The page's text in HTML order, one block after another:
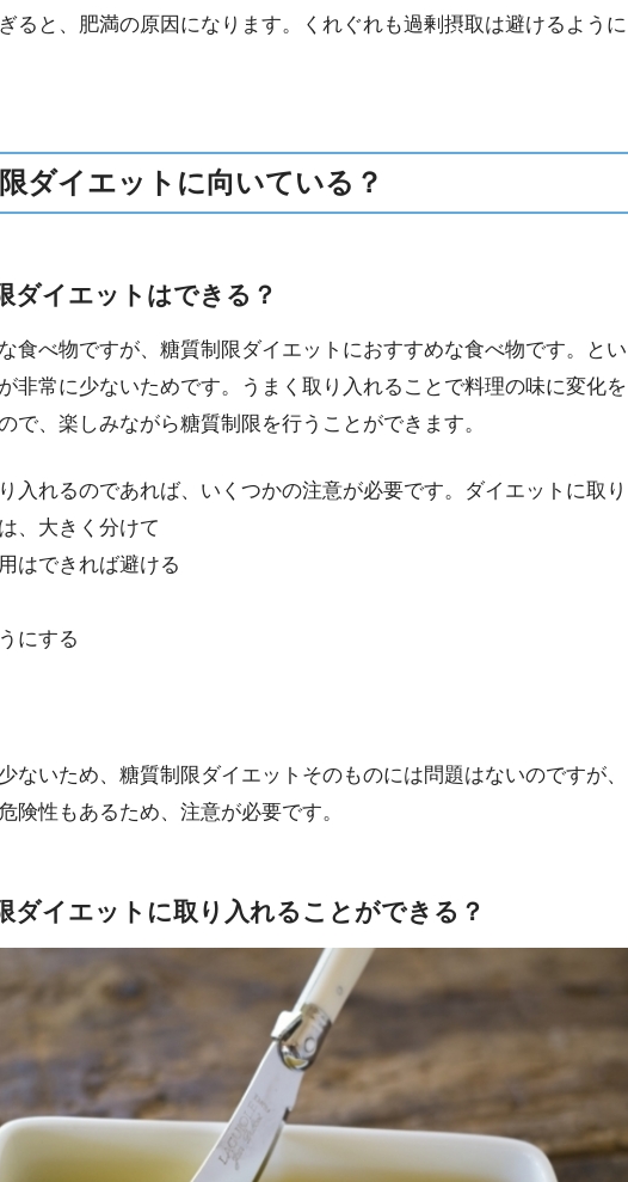
ると、肥満の原因になります。くれぐれも過剰摂取は避けるように
ダイエットに向いている？
ダイエットはできる？
食べ物ですが、糖質制限ダイエットにおすすめな食べ物です。とい
非常に少ないためです。うまく取り入れることで料理の味に変化を
で、楽しみながら糖質制限を行うことができます。
入れるのであれば、いくつかの注意が必要です。ダイエットに取り
、大きく分けて
はできれば避ける
にする
ないため、糖質制限ダイエットそのものには問題はないのですが、
険性もあるため、注意が必要です。
ダイエットに取り入れることができる？